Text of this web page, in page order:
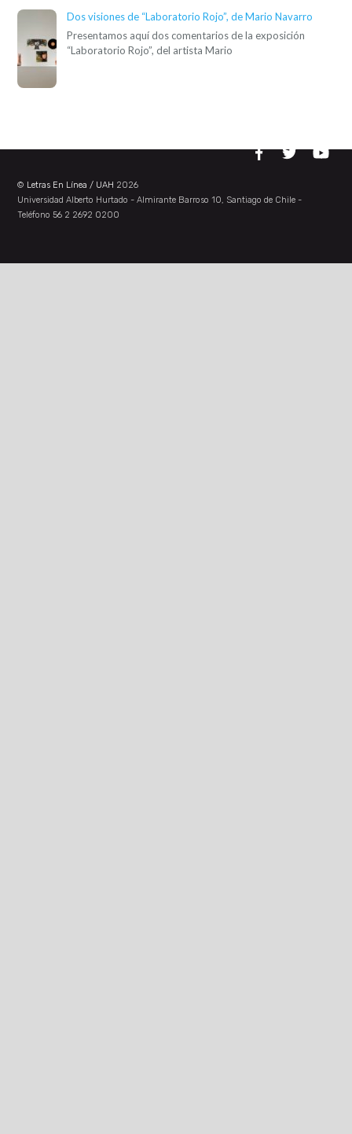
Dos visiones de “Laboratorio Rojo”, de Mario Navarro
Presentamos aquí dos comentarios de la exposición
“Laboratorio Rojo”, del artista Mario
© Letras En Línea / UAH 2026
Universidad Alberto Hurtado - Almirante Barroso 10, Santiago de Chile -
Teléfono 56 2 2692 0200